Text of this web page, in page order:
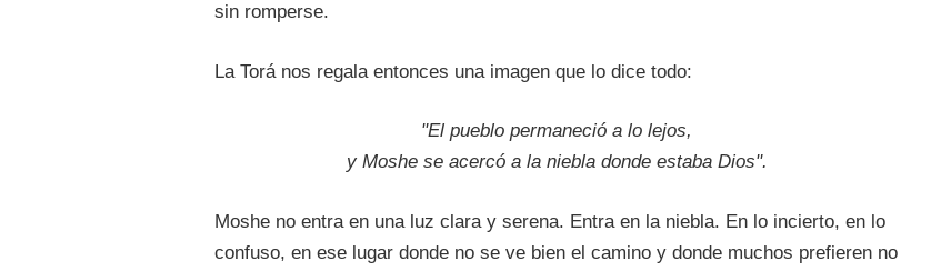
sin romperse.
La Torá nos regala entonces una imagen que lo dice todo:
"El pueblo permaneció a lo lejos,
y Moshe se acercó a la niebla donde estaba Dios".
Moshe no entra en una luz clara y serena. Entra en la niebla. En lo incierto, en lo
confuso, en ese lugar donde no se ve bien el camino y donde muchos prefieren no